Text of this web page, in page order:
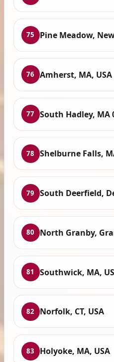
75 Pine Meadow,
76 Amherst, MA, USA
77 South Hadley, MA
78 Shelburne Falls,
79 South Deerfield,
80 North Granby,
81 Southwick, MA,
82 Norfolk, CT, USA
83 Holyoke, MA, USA